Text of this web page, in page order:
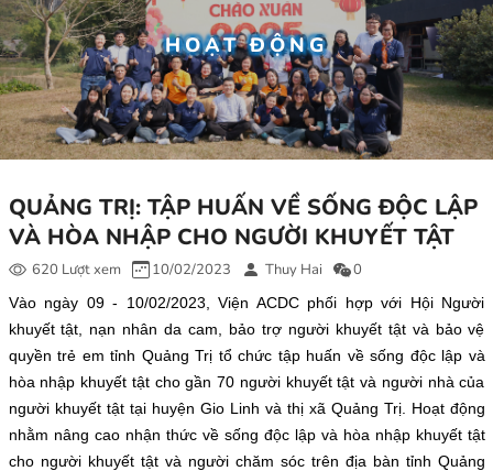
HOẠT ĐỘNG
QUẢNG TRỊ: TẬP HUẤN VỀ SỐNG ĐỘC LẬP
VÀ HÒA NHẬP CHO NGƯỜI KHUYẾT TẬT
620 Lượt xem 10/02/2023 Thuy Hai 0
Vào ngày 09 - 10/02/2023, Viện ACDC phối hợp với Hội Người
khuyết tật, nạn nhân da cam, bảo trợ người khuyết tật và bảo vệ
quyền trẻ em tỉnh Quảng Trị tổ chức tập huấn về sống độc lập và
hòa nhập khuyết tật cho gần 70 người khuyết tật và người nhà của
người khuyết tật tại huyện Gio Linh và thị xã Quảng Trị. Hoạt động
nhằm nâng cao nhận thức về sống độc lập và hòa nhập khuyết tật
cho người khuyết tật và người chăm sóc trên địa bàn tỉnh Quảng